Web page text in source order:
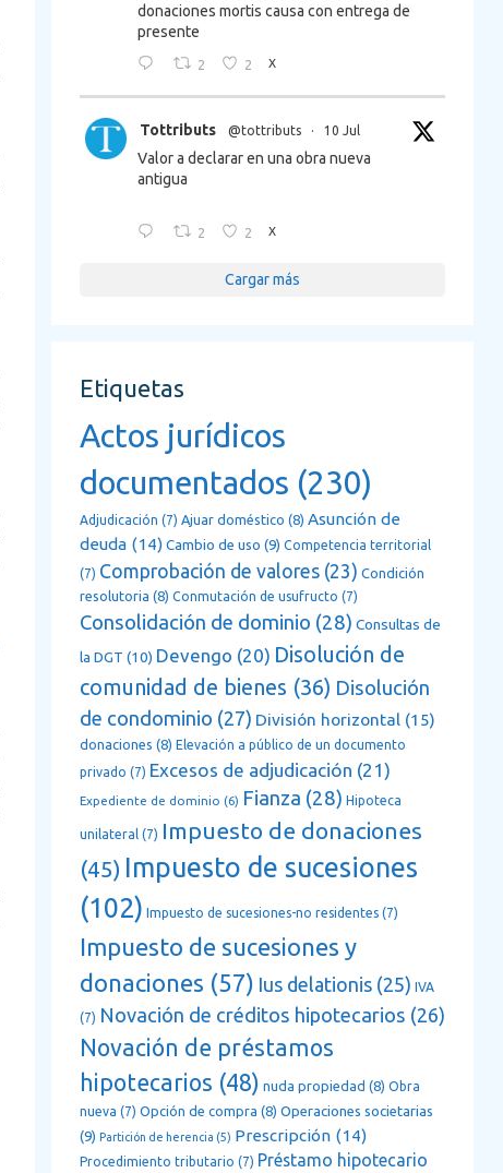
donaciones mortis causa con entrega de
presente
2 2 X
Tottributs @tottributs · 10 Jul
Valor a declarar en una obra nueva
antigua
2 2 X
Cargar más
Etiquetas
Actos jurídicos
documentados (230)
Adjudicación (7) Ajuar doméstico (8) Asunción de
deuda (14) Cambio de uso (9) Competencia territorial
(7) Comprobación de valores (23) Condición
resolutoria (8) Conmutación de usufructo (7)
Consolidación de dominio (28) Consultas de
la DGT (10) Devengo (20) Disolución de
comunidad de bienes (36) Disolución
de condominio (27) División horizontal (15)
donaciones (8) Elevación a público de un documento
privado (7) Excesos de adjudicación (21)
Expediente de dominio (6) Fianza (28) Hipoteca
unilateral (7) Impuesto de donaciones
(45) Impuesto de sucesiones
(102) Impuesto de sucesiones-no residentes (7)
Impuesto de sucesiones y
donaciones (57) Ius delationis (25) IVA
(7) Novación de créditos hipotecarios (26)
Novación de préstamos
hipotecarios (48) nuda propiedad (8) Obra
nueva (7) Opción de compra (8) Operaciones societarias
(9) Partición de herencia (5) Prescripción (14)
Procedimiento tributario (7) Préstamo hipotecario